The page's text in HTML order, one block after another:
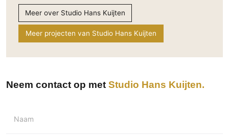
Technologie
Audio/Video
Mirror TV
Meer over Studio Hans Kuijten
Meer projecten van Studio Hans Kuijten
Neem contact op met Studio Hans Kuijten
Naam